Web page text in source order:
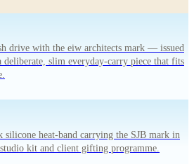
drive with the eiw architects mark — issued
deliberate, slim everyday-carry piece that fits
silicone heat-band carrying the SJB mark in
kit and client gifting programme.